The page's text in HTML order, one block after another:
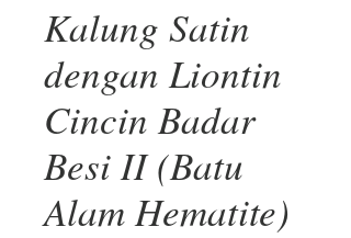
Kalung Satin
dengan Liontin
Cincin Badar
Besi II (Batu
Alam Hematite)